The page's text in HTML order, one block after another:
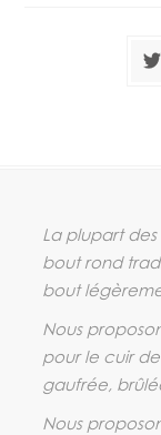
La plupart
bout rond
bout
Nous
pour le cuir
gaufrée,
Nous